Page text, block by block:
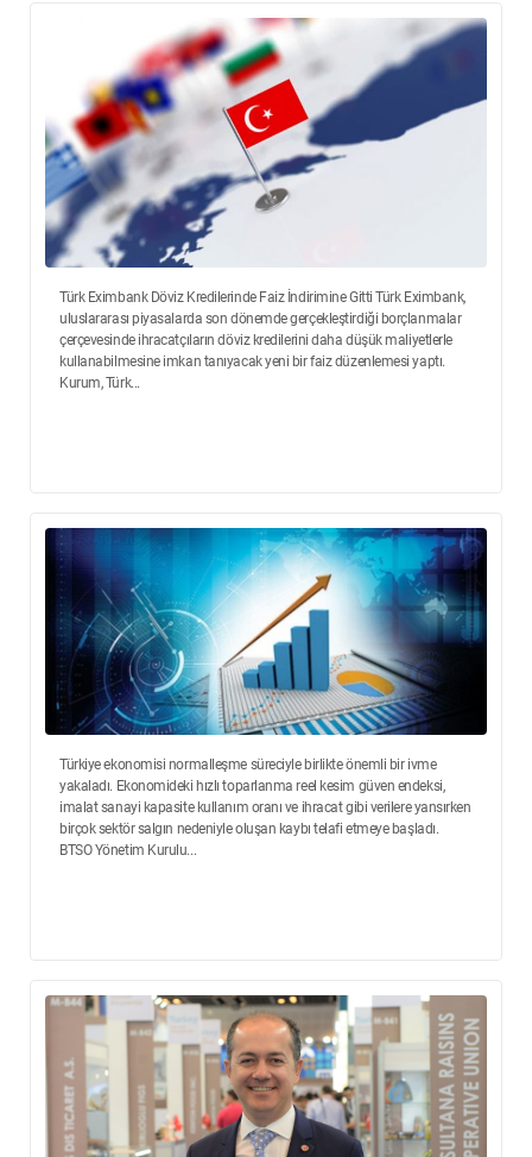
Türk Eximbank Döviz Kredilerinde Faiz İndirimine Gitti Türk Eximbank,
uluslararası piyasalarda son dönemde gerçekleştirdiği borçlanmalar
çerçevesinde ihracatçıların döviz kredilerini daha düşük maliyetlerle
kullanabilmesine imkan tanıyacak yeni bir faiz düzenlemesi yaptı.
Kurum, Türk...
Türkiye ekonomisi normalleşme süreciyle birlikte önemli bir ivme
yakaladı. Ekonomideki hızlı toparlanma reel kesim güven endeksi,
imalat sanayi kapasite kullanım oranı ve ihracat gibi verilere yansırken
birçok sektör salgın nedeniyle oluşan kaybı telafi etmeye başladı.
BTSO Yönetim Kurulu...